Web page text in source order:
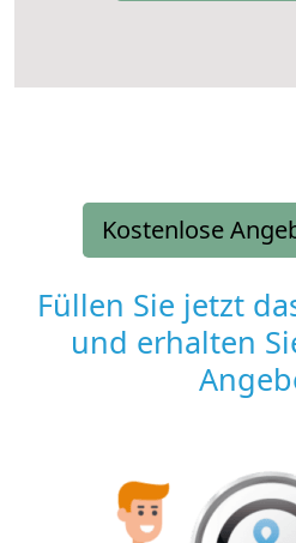
Kostenlose
Füllen Sie jetzt
und erhalten